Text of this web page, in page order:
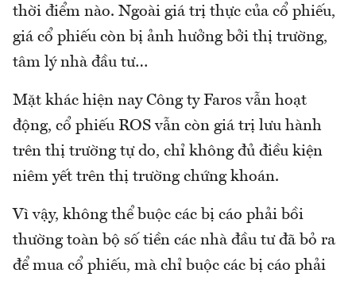
thời điểm nào. Ngoài giá trị thực của cổ phiếu,
giá cổ phiếu còn bị ảnh hưởng bởi thị trường,
tâm lý nhà đầu tư…
Mặt khác hiện nay Công ty Faros vẫn hoạt
động, cổ phiếu ROS vẫn còn giá trị lưu hành
trên thị trường tự do, chỉ không đủ điều kiện
niêm yết trên thị trường chứng khoán.
Vì vậy, không thể buộc các bị cáo phải bồi
thường toàn bộ số tiền các nhà đầu tư đã bỏ ra
để mua cổ phiếu, mà chỉ buộc các bị cáo phải